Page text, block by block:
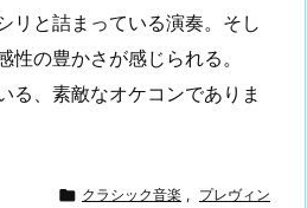
リと詰まっている演奏。そし
の豊かさが感じられる。
る、素敵なオケコンでありま
 クラシック音楽 , プレヴィン